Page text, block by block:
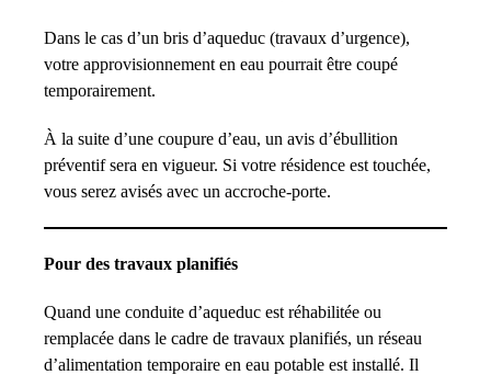
Dans le cas d’un bris d’aqueduc (travaux d’urgence),
votre approvisionnement en eau pourrait être coupé
temporairement.
À la suite d’une coupure d’eau, un avis d’ébullition
préventif sera en vigueur. Si votre résidence est touchée,
vous serez avisés avec un accroche-porte.
Pour des travaux planifiés
Quand une conduite d’aqueduc est réhabilitée ou
remplacée dans le cadre de travaux planifiés, un réseau
d’alimentation temporaire en eau potable est installé. Il